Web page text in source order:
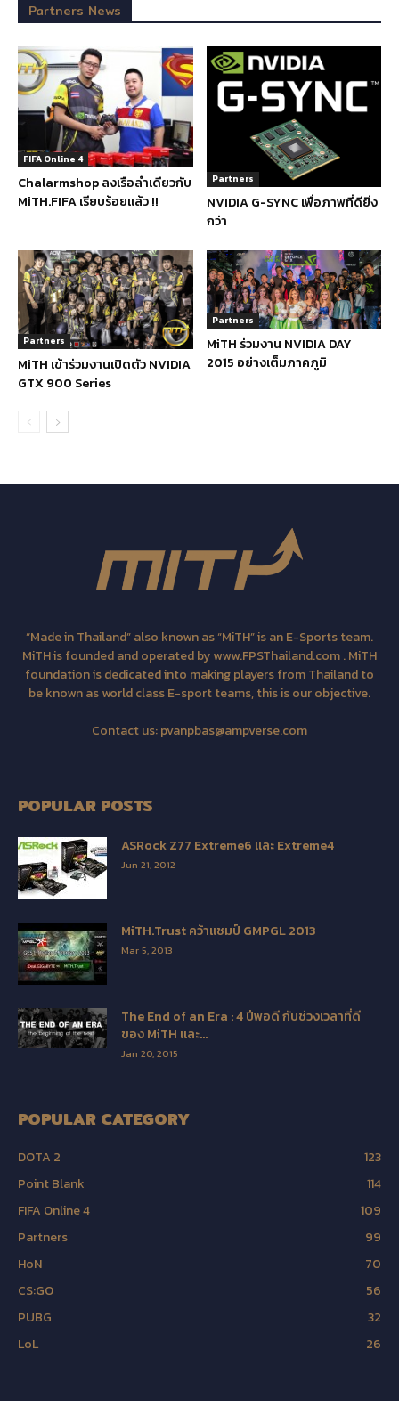
Partners News
FIFA Online 4
Chalarmshop ลงเรือลำเดียวกับ
MiTH.FIFA เรียบร้อยแล้ว !!
Partners
NVIDIA G-SYNC เพื่อภาพที่ดียิ่ง
กว่า
Partners
MiTH เข้าร่วมงานเปิดตัว NVIDIA
GTX 900 Series
Partners
MiTH ร่วมงาน NVIDIA DAY
2015 อย่างเต็มภาคภูมิ
“Made in Thailand” also known as “MiTH” is an E-Sports team.
MiTH is founded and operated by www.FPSThailand.com . MiTH
foundation is dedicated into making players from Thailand to
be known as world class E-sport teams, this is our objective.
Contact us:pvanpbas@ampverse.com
POPULAR POSTS
ASRock Z77 Extreme6 และ Extreme4
Jun 21, 2012
MiTH.Trust คว้าแชมป์ GMPGL 2013
Mar 5, 2013
The End of an Era : 4 ปีพอดี กับช่วงเวลาที่ดี
ของ MiTH และ...
Jan 20, 2015
POPULAR CATEGORY
DOTA 2
123
Point Blank
114
FIFA Online 4
109
Partners
99
HoN
70
CS:GO
56
PUBG
32
LoL
26